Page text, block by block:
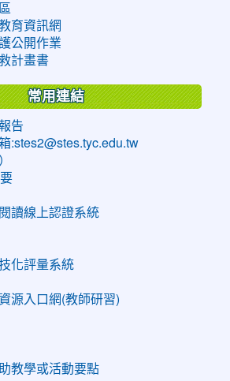
育資訊網
公開作業
計畫書
常用連結
告
:stes2@stes.tyc.edu.tw
讀線上認證系統
化評量系統
源入口網(教師研習)
教學或活動要點